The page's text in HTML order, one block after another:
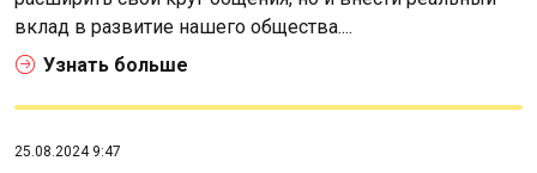
вклад в развитие нашего общества....
Узнать больше
25.08.2024 9:47